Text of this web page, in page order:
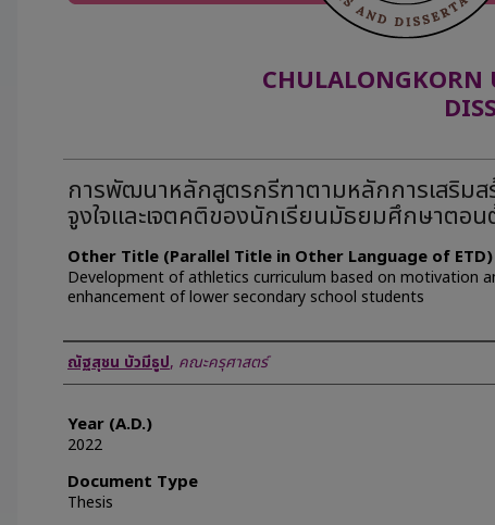
CHULALONGKORN
การพัฒนาหลักสูตรกรีฑาตามหลักการเสริมส
จูงใจและเจตคติของนักเรียนมัธยมศึกษาตอ
Other Title (Parallel Title in Other Language of ETD)
Development of athletics curriculum based on motivation
enhancement of lower secondary school students
Author
ณัฐสุชน บัวมีธูป, คณะครุศาสตร์
Year (A.D.)
2022
Document Type
Thesis